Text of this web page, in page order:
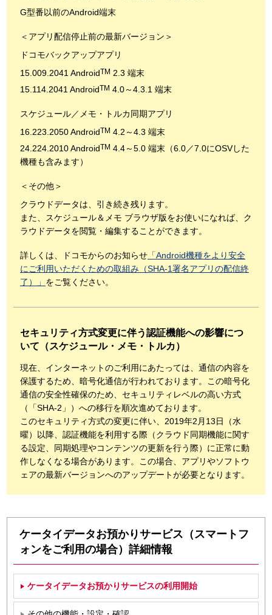
G型番以前のAndroid端末
＜アプリ配信停止前の最新バージョン＞
ドコモバックアップアプリ
15.009.2041 AndroidTM 2.3 端末
15.114.2041 AndroidTM 4.0～4.3.1 端末
スケジュール／メモ・トルカ同期アプリ
16.223.2050 AndroidTM 4.2～4.3 端末
24.224.2010 AndroidTM 4.4～5.0 端末（6.0／7.0にOSVした
機種も含みます）
＜その他＞
クラウドデータは、引き続き残ります。
また、スケジュール＆メモ ブラウザ版をお使いになれば、ク
ラウドデータを閲覧・編集することができます。
詳しくは、ドコモからのお知らせ 「Android機種をより安全
にご利用いただくための取組み（SHA-1署名アプリの配信終
了）」 をご覧ください。
セキュリティ方式変更に伴う認証機能への影響につ
いて（スケジュール・メモ・トルカ）
現在、インターネットのご利用にあたっては、通信の内容を
保護するため、暗号化通信が行われております。この暗号化
通信の安全性確保のため、セキュリティレベルの高い方式
（「SHA-2」）への移行を順次進めております。
このセキュリティ方式の変更に伴い、2019年2月13日（水
曜）以降、認証機能を利用する際（クラウド同期機能に関す
る設定、同期処理やコンテンツの更新を行う際）に正常に動
作しなくなる場合があります。この場合、アプリやソフトウ
ェアの最新バージョンへのアップデートが必要となります。
ケータイデータお預かりサービス（スマートフ
ォンをご利用の場合）詳細情報
ケータイデータお預かりサービスの利用開始